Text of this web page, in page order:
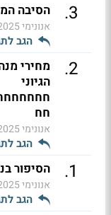
3
. הסיבה
אנונימי14:51
הגב
2
.
הגיוני
חח
אנונימי14:21
הגב
1
. הסיפור
אנונימי14:04
הגב